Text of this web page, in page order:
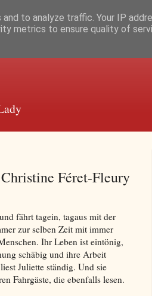
Féret-Fleury
fährt tagein, tagaus mit der
zur selben Zeit mit immer
Ihr Leben ist eintönig,
schäbig und ihre Arbeit
Juliette ständig. Und sie
Fahrgäste, die ebenfalls lesen.
to analyze traffic. Your IP
metrics to ensure quality of